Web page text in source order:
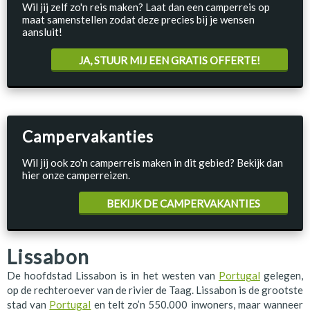
Lissabon
De hoofdstad Lissabon is in het westen van Portugal gelegen,
op de rechteroever van de rivier de Taag. Lissabon is de grootste
stad van Portugal en telt zo’n 550.000 inwoners, maar wanneer
Wil jij zelf zo'n reis maken? Laat dan een camperreis op
maat samenstellen zodat deze precies bij je wensen
aansluit!
JA, STUUR MIJ EEN GRATIS OFFERTE!
Campervakanties
Wil jij ook zo'n camperreis maken in dit gebied? Bekijk dan
hier onze camperreizen.
BEKIJK DE CAMPERVAKANTIES